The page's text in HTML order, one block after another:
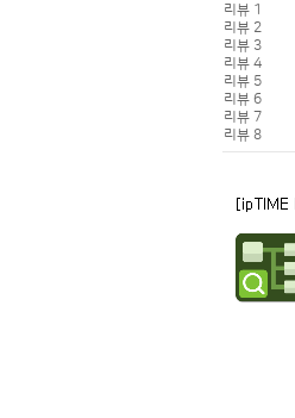
리뷰 1
리뷰 2
리뷰 3
리뷰 4
리뷰 5
리뷰 6
리뷰 7
리뷰 8